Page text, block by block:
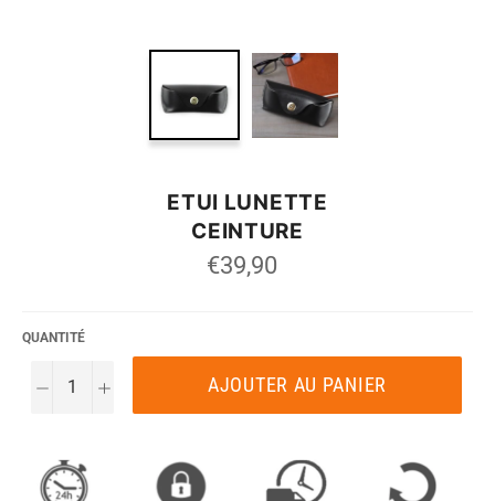
ETUI LUNETTE
CEINTURE
Prix
régulier
€39,90
QUANTITÉ
− + AJOUTER AU PANIER